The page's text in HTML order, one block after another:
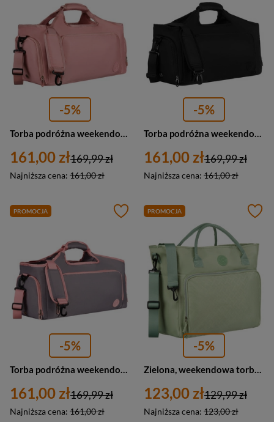
-5%
161,00 zł
Najniższa cena: 161,00 zł
169,99 zł
-5%
161,00 zł
Najniższa cena: 161,00 zł
169,99 zł
PROMOCJA
-5%
Torba podróżna weekendowa sportowa w szaro-różowym kolorze z komorą na obuwie Peterson
161,00 zł
Najniższa cena: 161,00 zł
169,99 zł
PROMOCJA
-5%
Zielona, weekendowa torba podróżna z poliestru - Peterson
123,00 zł
Najniższa cena: 123,00 zł
129,99 zł